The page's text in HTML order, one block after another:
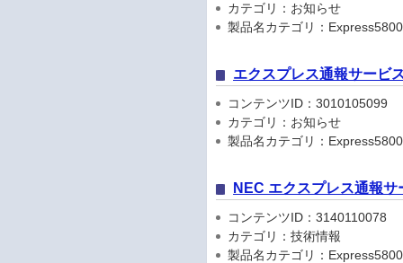
カテゴリ：お知らせ
製品名カテゴリ：
エクスプレス通報サービ
コンテンツID：3010105099
カテゴリ：お知らせ
製品名カテゴリ：
NEC エクスプレス通報
コンテンツID：3140110078
カテゴリ：技術情報
製品名カテゴリ：